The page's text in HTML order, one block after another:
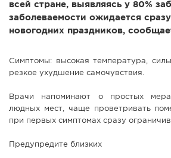
всей стране, выявляясь у 80%
заболеваемости ожидается
новогодних праздников,
Симптомы: высокая температура,
резкое ухудшение самочувствия.
Врачи напоминают о простых
людных мест, чаще проветривать
при первых симптомах сразу
Предупредите близких